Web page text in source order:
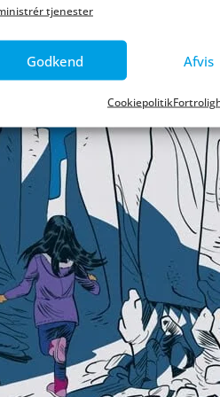
tjenester
Godkend Afvis
Cookiepolitik